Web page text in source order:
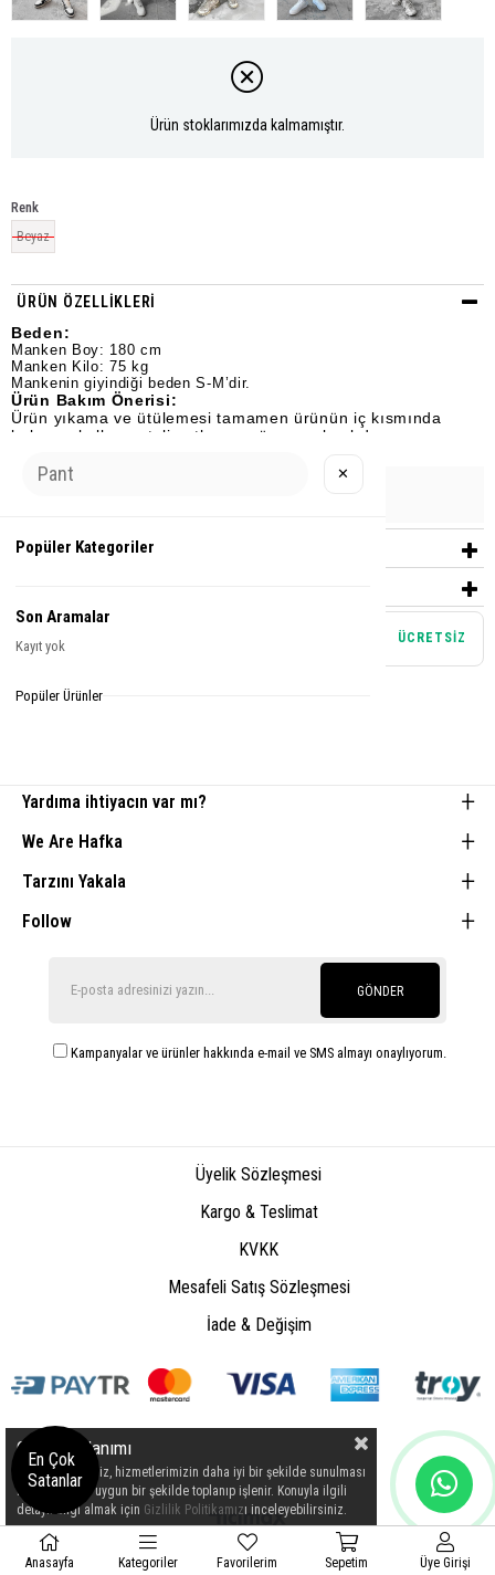
Ürün stoklarımızda kalmamıştır.
Renk
Beyaz
ÜRÜN ÖZELLIKLERI
Beden:
Manken Boy: 180 cm
Manken Kilo: 75 kg
Mankenin giyindiği beden S-M’dir.
Ürün Bakım Önerisi:
Ürün yıkama ve ütülemesi tamamen ürünün iç kısmında
bulunan kullanım talimatlarına göre yapılmalıdır.
YORUMLAR(0)
ÜCRETSİZ
Yardıma ihtiyacın var mı?
We Are Hafka
Tarzını Yakala
Follow
GÖNDER
Kampanyalar ve ürünler hakkında e-mail ve SMS almayı onaylıyorum.
Üyelik Sözleşmesi
Kargo & Teslimat
KVKK
Mesafeli Satış Sözleşmesi
İade & Değişim
En Çok
Satanlar
Çerez Kullanımı
Kişisel verileriniz, hizmetlerimizin daha iyi bir şekilde sunulması
için mevzuata uygun bir şekilde toplanıp işlenir. Konuyla ilgili
detaylı bilgi almak için Gizlilik Politikamızı inceleyebilirsiniz.
Anasayfa Favorilerim Sepetim
Üye Girişi
Anasayfa Kategoriler Favorilerim Sepetim Üye Girişi
✕
Popüler Kategoriler
Son Aramalar
Kayıt yok
Popüler Ürünler